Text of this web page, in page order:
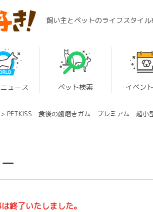
飼い主とペットのライフスタイ
ュース ペット検索 イベン
PETKISS 食後の歯磨きガム プレミアム 超小
終了いたしました。